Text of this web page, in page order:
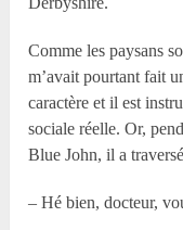
Comme les paysans
m’avait pourtant fait
caractère et il est
sociale réelle. Or,
Blue John, il a
– Hé bien, docteur,